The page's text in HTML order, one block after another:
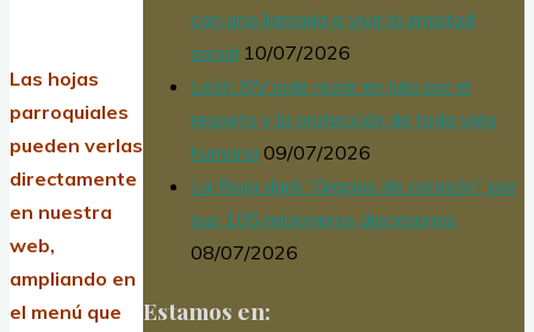
Las hojas
parroquiales
pueden verlas
directamente
en nuestra
web,
ampliando en
el menú que
con una llamada a vivir la amistad
social 10/07/2026
León XIV pide rezar en julio por el
respeto y la protección de toda vida
humana 09/07/2026
La Rioja dará “Gracias de corazón” por
sus 105 misioneros diocesanos
08/07/2026
Estamos en: